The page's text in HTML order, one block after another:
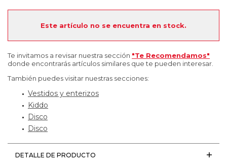
Este artículo no se encuentra en stock.
Te invitamos a revisar nuestra sección "Te Recomendamos"
donde encontrarás artículos similares que te pueden interesar.
También puedes visitar nuestras secciones:
Vestidos y enterizos
Kiddo
Disco
Disco
DETALLE DE PRODUCTO